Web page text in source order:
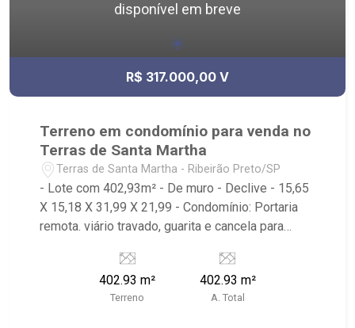
disponível em breve
R$ 317.000,00 V
Terreno em condomínio para venda no
Terras de Santa Martha
Terras de Santa Martha - Ribeirão Preto/SP
- Lote com 402,93m² - De muro - Declive - 15,65
X 15,18 X 31,99 X 21,99 - Condomínio: Portaria
remota. viário travado, guarita e cancela para
paisagismo ornamental, estar, playground e
segurança com monitoramento por câmeras.
Avenida de acesso com praça e paisagismo
402.93 m²
Terreno
402.93 m²
A. Total